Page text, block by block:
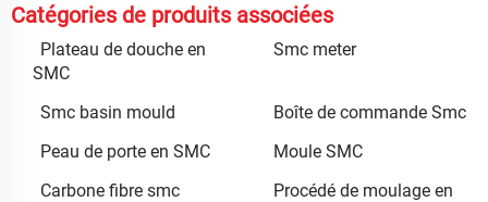
Catégories de produits associées
Plateau de douche en
SMC
Smc meter
Smc basin mould
Boîte de commande Smc
Peau de porte en SMC
Moule SMC
Carbone fibre smc
Procédé de moulage en